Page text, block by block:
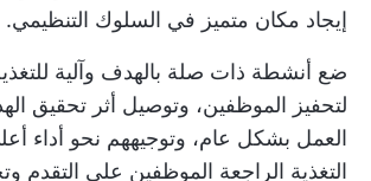
إيجاد مكان متميز في السلوك التنظيمي.
ضع أنشطة ذات صلة بالهدف وآلية
لتحفيز الموظفين، وتوصيل أثر تحقيق
العمل بشكل عام، وتوجيههم نحو أداء
التغذية الراجعة الموظفين على التقدم